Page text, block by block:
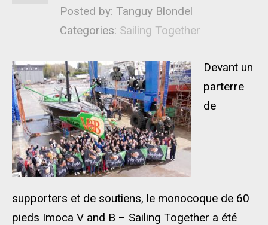
Posted by: Tanguy Blondel
Categories: Sailing Together
Devant un
parterre
de
supporters et de soutiens, le monocoque de 60
pieds Imoca V and B – Sailing Together a été